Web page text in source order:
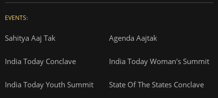
EVENTS:
Sahitya Aaj Tak Agenda Aajtak
India Today Conclave India Today Woman's Summit
India Today Youth Summit State Of The States Conclave